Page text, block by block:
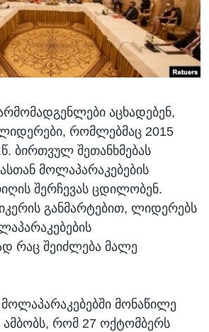
აცხადებენ,
რომლებმაც 2015
ბირთვულ შეთანხმებას
მოლაპარაკებების
შერჩევას ცდილობენ.
განმარტებით, ლიდერებს
რაც შეიძლება მალე
მონაწილე
რომ 27 ოქტომბერს